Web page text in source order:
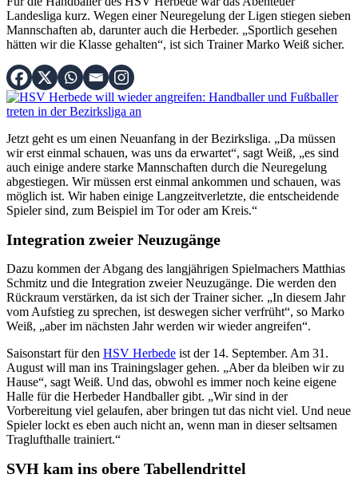
Landesliga kurz. Wegen einer Neuregelung der Ligen stiegen sieben
Mannschaften ab, darunter auch die Herbeder. „Sportlich gesehen
hätten wir die Klasse gehalten“, ist sich Trainer Marko Weiß sicher.
Jetzt geht es um einen Neuanfang in der Bezirksliga. „Da müssen
wir erst einmal schauen, was uns da erwartet“, sagt Weiß, „es sind
auch einige andere starke Mannschaften durch die Neuregelung
abgestiegen. Wir müssen erst einmal ankommen und schauen, was
möglich ist. Wir haben einige Langzeitverletzte, die entscheidende
Spieler sind, zum Beispiel im Tor oder am Kreis.“
Integration zweier Neuzugänge
Dazu kommen der Abgang des langjährigen Spielmachers Matthias
Schmitz und die Integration zweier Neuzugänge. Die werden den
Rückraum verstärken, da ist sich der Trainer sicher. „In diesem Jahr
vom Aufstieg zu sprechen, ist deswegen sicher verfrüht“, so Marko
Weiß, „aber im nächsten Jahr werden wir wieder angreifen“.
Saisonstart für den HSV Herbede ist der 14. September. Am 31.
August will man ins Trainingslager gehen. „Aber da bleiben wir zu
Hause“, sagt Weiß. Und das, obwohl es immer noch keine eigene
Halle für die Herbeder Handballer gibt. „Wir sind in der
Vorbereitung viel gelaufen, aber bringen tut das nicht viel. Und neue
Spieler lockt es eben auch nicht an, wenn man in dieser seltsamen
Traglufthalle trainiert.“
SVH kam ins obere Tabellendrittel